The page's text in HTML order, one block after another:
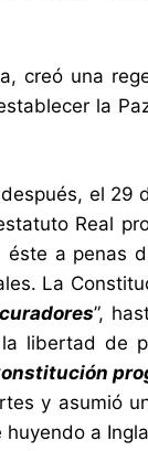
creó una
la
el 29
Real
éste a penas
La
”,
libertad de
y asumió
a